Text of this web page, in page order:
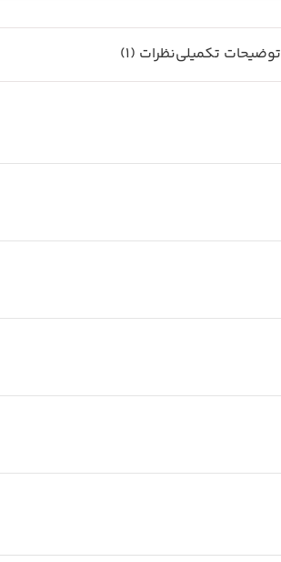
توضیحات تکمیلینظرات (1)